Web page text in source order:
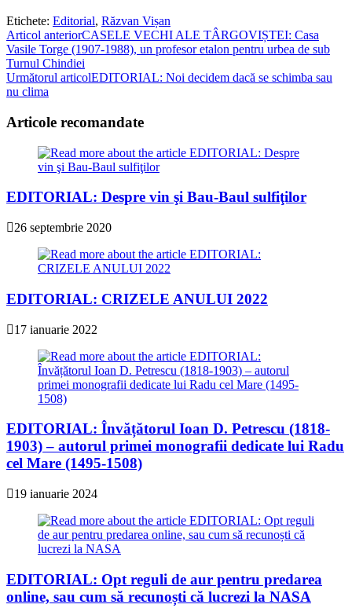
Etichete: Editorial, Răzvan Vișan
Read
more
articles
Articol anteriorCASELE VECHI ALE TÂRGOVIȘTEI: Casa
Vasile Torge (1907-1988), un profesor etalon pentru urbea de sub
Turnul Chindiei
Următorul articolEDITORIAL: Noi decidem dacă se schimba sau
nu clima
Articole recomandate
EDITORIAL: Despre vin şi Bau-Baul sulfiţilor
26 septembrie 2020
EDITORIAL: CRIZELE ANULUI 2022
17 ianuarie 2022
EDITORIAL: Învățătorul Ioan D. Petrescu (1818-
1903) – autorul primei monografii dedicate lui Radu
cel Mare (1495-1508)
19 ianuarie 2024
EDITORIAL: Opt reguli de aur pentru predarea
online, sau cum să recunoști că lucrezi la NASA